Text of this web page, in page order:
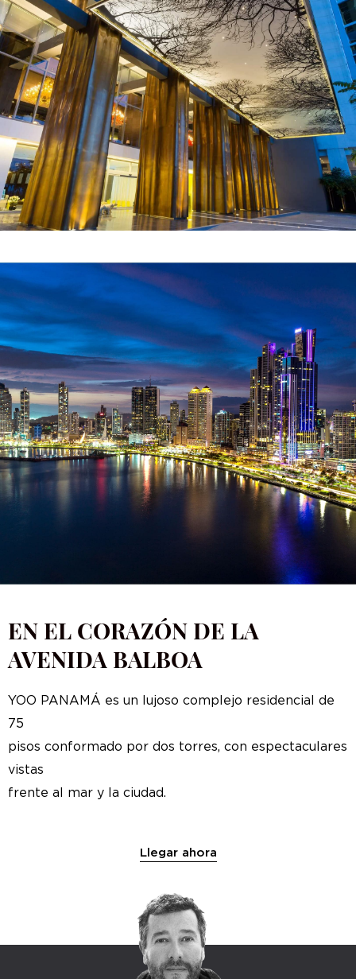
EN EL CORAZÓN DE LA
AVENIDA BALBOA
YOO PANAMÁ es un lujoso complejo residencial de
75
pisos conformado por dos torres, con espectaculares
vistas
frente al mar y la ciudad.
Llegar ahora